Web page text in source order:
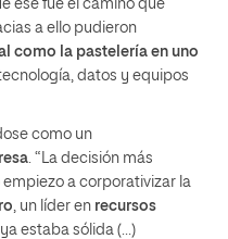
ese fue el camino que
a ello pudieron
como la pastelería en uno
datos y equipos
como un
. “La decisión más
a corporativizar la
, un líder en recursos
ya estaba sólida (…)